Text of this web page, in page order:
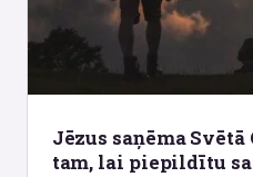
Jēzus saņēma
tam, lai piepildītu